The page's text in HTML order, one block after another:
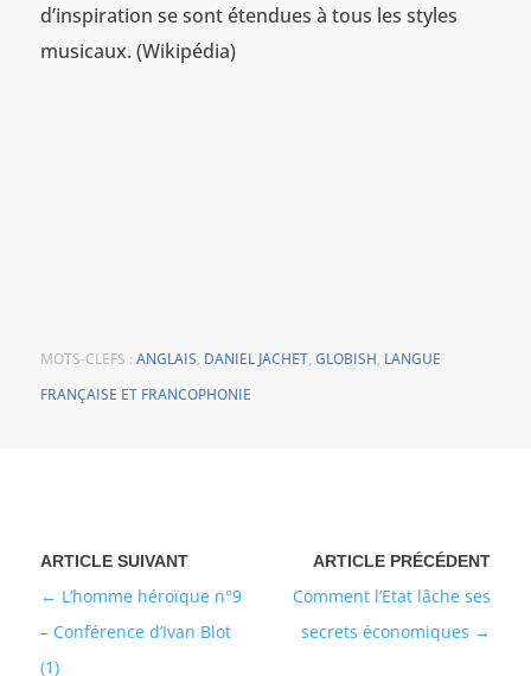
d’inspiration se sont étendues à tous les styles
musicaux. (Wikipédia)
MOTS-CLEFS : ANGLAIS, DANIEL JACHET, GLOBISH, LANGUE
FRANÇAISE ET FRANCOPHONIE
Comment l’Etat lâche ses
secrets économiques
L’homme héroïque n°9
– Conférence d’Ivan Blot
(1)